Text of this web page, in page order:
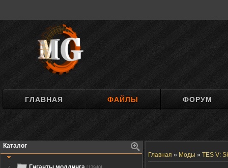
ГЛАВНАЯ ФАЙЛЫ ФОРУМ
Каталог
Главная » Моды » TES V: